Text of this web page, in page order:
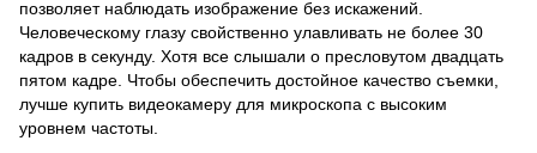
позволяет наблюдать изображение без искажений.
Человеческому глазу свойственно улавливать не более 30
кадров в секунду. Хотя все слышали о пресловутом двадцать
пятом кадре. Чтобы обеспечить достойное качество съемки,
лучше купить видеокамеру для микроскопа с высоким
уровнем частоты.